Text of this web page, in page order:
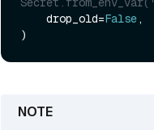
    drop_old=
False,